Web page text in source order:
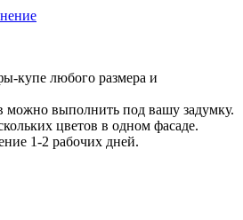
купе любого размера и
можно выполнить под вашу задумку.
цветов в одном фасаде.
1-2 рабочих дней.